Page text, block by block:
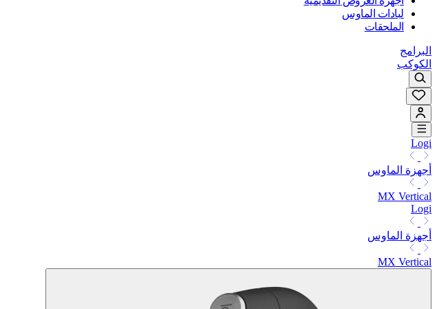
لبادات الماوس
الملحقات
البرامج
الكوكب
Logi
أجهزة الماوس
MX Vertical
Logi
أجهزة الماوس
MX Vertical